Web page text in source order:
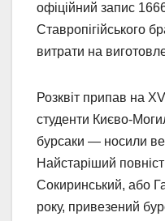
офіційний запис
Ставропігійського
витрати на
Розквіт припав на
студенти Києво-
бурсаки — носили
Найстаріший
Сокиринський, або
року, привезений